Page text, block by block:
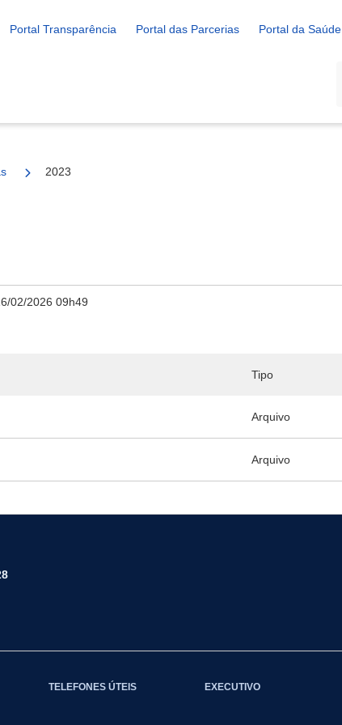
Portal Transparência Portal das Parcerias Portal da Saúde
2023
02/2026 09h49
Tipo
Arquivo
Arquivo
TELEFONES ÚTEIS EXECUTIVO